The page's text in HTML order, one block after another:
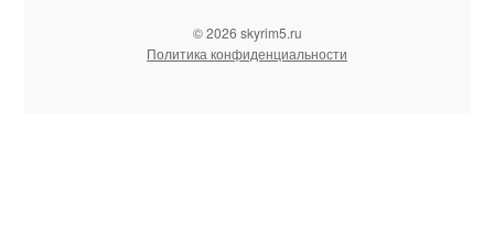
© 2026 skyrim5.ru
Политика конфиденциальности